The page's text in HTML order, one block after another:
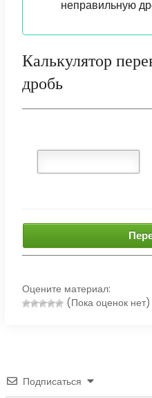
неправильную
Калькулятор
дробь
Оцените материал:
(Пока оценок нет)
Подписаться